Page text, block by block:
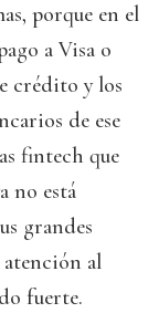
porque en el
a Visa o
crédito y los
de ese
fintech que
no está
grandes
al
fuerte.